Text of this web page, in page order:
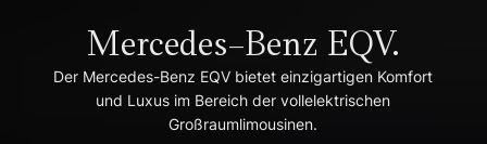
Mercedes-Benz EQV.
Der Mercedes-Benz EQV bietet einzigartigen Komfort
und Luxus im Bereich der vollelektrischen
Großraumlimousinen.